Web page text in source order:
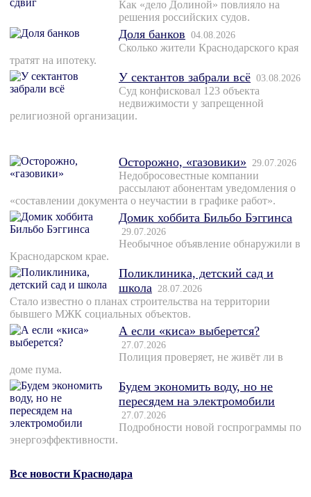
Как «дело Долиной» повлияло на
решения российских судов.
Доля банков 04.08.2026
Сколько жители Краснодарского края
тратят на ипотеку.
У сектантов забрали всё 03.08.2026
Суд конфисковал 123 объекта
недвижимости у запрещенной
религиозной организации.
Осторожно, «газовики» 29.07.2026
Недобросовестные компании
рассылают абонентам уведомления о
«составлении документа о неучастии в графике работ».
Домик хоббита Бильбо Бэггинса
29.07.2026
Необычное объявление обнаружили в
Краснодарском крае.
Поликлиника, детский сад и
школа 28.07.2026
Стало известно о планах строительства на территории
бывшего МЖК социальных объектов.
А если «киса» выберется?
27.07.2026
Полиция проверяет, не живёт ли в
доме пума.
Будем экономить воду, но не
пересядем на электромобили
27.07.2026
Подробности новой госпрограммы по
энергоэффективности.
Все новости Краснодара